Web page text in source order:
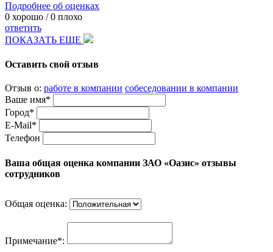
Подробнее об оценках
0 хорошо /0 плохо
ответить
ПОКАЗАТЬ ЕЩЕ
Оставить свой отзыв
Отзыв о: работе в компании собеседовании в компании
Ваше имя*
Город*
E-Mail*
Телефон
Ваша общая оценка компании ЗАО «Оазис» отзывы
сотрудников
Общая оценка:
Примечание*: